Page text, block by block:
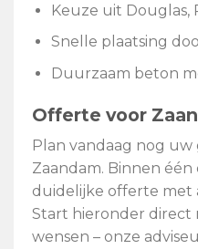
Keuze uit Douglas,
Snelle plaatsing
Duurzaam beton
Offerte voor
Plan vandaag nog uw
Zaandam. Binnen
duidelijke offerte met
Start hieronder
wensen – onze